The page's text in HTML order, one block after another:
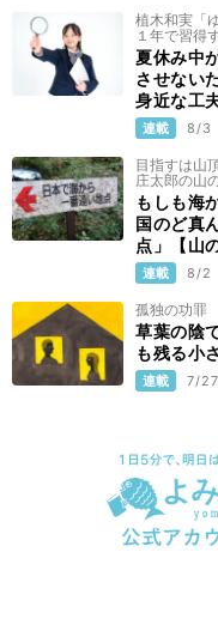
植木和実「
１年で習得
夏休み中
させない
身近な工
連載 8/3
目指すは山
庄太郎の山
もしも海
国のど真
点」【山
連載 8/2
孤独の功罪
草葉の陰
も残る小
連載 7/27